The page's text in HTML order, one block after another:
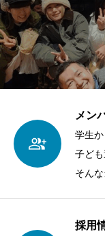
メン
学生か
子ども
そん
採用